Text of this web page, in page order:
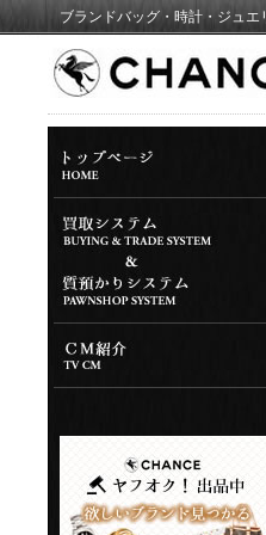
ブランドバッグ・時計・ジュ